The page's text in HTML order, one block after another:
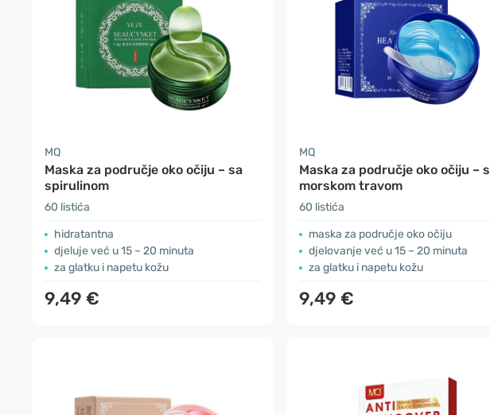
MQ
Maska za područje oko očiju – sa
spirulinom
60 listića
hidratantna
djeluje već u 15 – 20 minuta
za glatku i napetu kožu
9,49 €
MQ
Maska za područje oko očiju – s
morskom travom
60 listića
maska za područje oko očiju
djelovanje već u 15 – 20 minuta
za glatku i napetu kožu
9,49 €